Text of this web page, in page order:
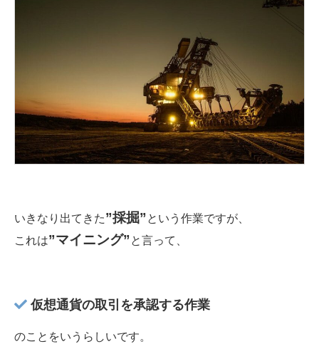
いきなり出てきた”採掘” という作業ですが、
これは”マイニング” と言って、
仮想通貨の取引を承認する作業
のことをいうらしいです。